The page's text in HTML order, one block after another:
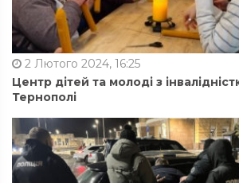
2 Лютого 2024, 16:25
Центр дітей та молоді з
Тернополі